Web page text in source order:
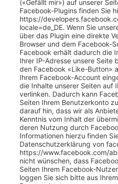
(«Gefällt mir») auf unserer
Facebook-Plugins finden Sie
https://
locale=de_DE. Wenn Sie
über das Plugin eine direkte
Browser und dem Facebook-
Facebook erhält dadurch die
Ihrer IP-Adresse unsere Seite
den Facebook «Like-Button»
Ihrem Facebook-Account
die Inhalte unserer Seiten auf
verlinken. Dadurch kann
Seiten Ihrem Benutzerkonto
darauf hin, dass wir als
Kenntnis vom Inhalt der
deren Nutzung durch
Informationen hierzu finden
Datenschutzerklärung von
https://www.facebook.com/
nicht wünschen, dass
Seiten Ihrem Facebook-
loggen Sie sich bitte aus